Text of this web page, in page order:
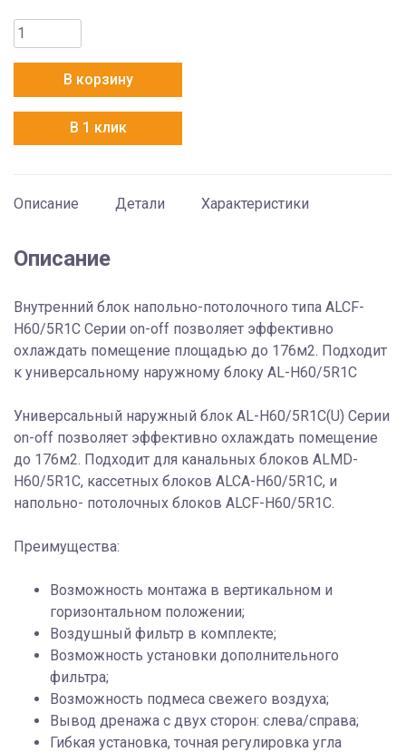
Количество
товара
ALCF-
H60/5R1C
В корзину
В 1 клик
Описание Детали Характеристики
Описание
Внутренний блок напольно-потолочного типа ALCF-
H60/5R1С Серии on-off позволяет эффективно
охлаждать помещение площадью до 176м2. Подходит
к универсальному наружному блоку AL-H60/5R1С
Универсальный наружный блок AL-H60/5R1C(U) Серии
on-off позволяет эффективно охлаждать помещение
до 176м2. Подходит для канальных блоков ALMD-
H60/5R1C, кассетных блоков ALCA-H60/5R1C, и
напольно- потолочных блоков ALCF-H60/5R1C.
Преимущества:
Возможность монтажа в вертикальном и
горизонтальном положении;
Воздушный фильтр в комплекте;
Возможность установки дополнительного
фильтра;
Возможность подмеса свежего воздуха;
Вывод дренажа с двух сторон: слева/справа;
Гибкая установка, точная регулировка угла